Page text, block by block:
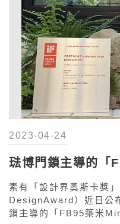
2023-04-24
琺博門鎖主導的「
設計獎
素有「設計界奧斯卡獎
DesignAward）近日公
鎖主導的「FB95築米